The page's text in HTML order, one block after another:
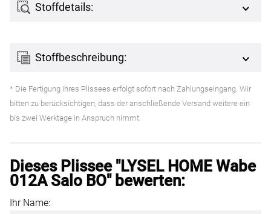
Stoffdetails:
Stoffbeschreibung:
* Die Fertigung Ihres Plissees erfolgt sofort nach Zahlungseingang. Wir
bitten zu berücksichtigen, dass der anschließende Versand weitere ein
bis zwei Werktage in Anspruch nimmt.
Dieses Plissee "LYSEL HOME Wabe
012A Salo BO" bewerten:
Ihr Name: